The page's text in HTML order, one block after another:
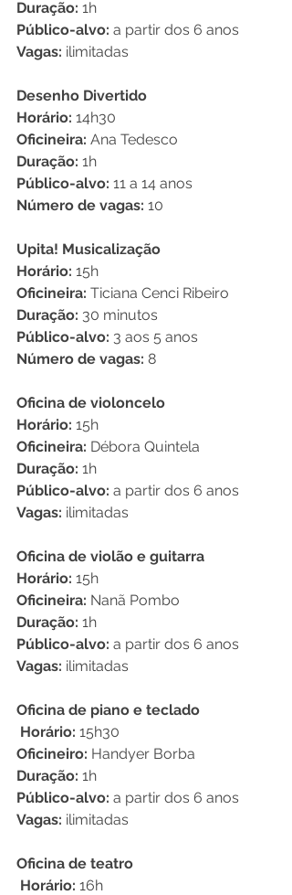
Duração: 1h
Público-alvo: a partir dos 6 anos
Vagas: ilimitadas
Desenho Divertido
Horário: 14h30
Oficineira: Ana Tedesco
Duração: 1h
Público-alvo: 11 a 14 anos
Número de vagas: 10
Upita! Musicalização
Horário: 15h
Oficineira: Ticiana Cenci Ribeiro
Duração: 30 minutos
Público-alvo: 3 aos 5 anos
Número de vagas: 8
Oficina de violoncelo
Horário: 15h
Oficineira: Débora Quintela
Duração: 1h
Público-alvo: a partir dos 6 anos
Vagas: ilimitadas
Oficina de violão e guitarra
Horário: 15h
Oficineira: Nanã Pombo
Duração: 1h
Público-alvo: a partir dos 6 anos
Vagas: ilimitadas
Oficina de piano e teclado
Horário: 15h30
Oficineiro: Handyer Borba
Duração: 1h
Público-alvo: a partir dos 6 anos
Vagas: ilimitadas
Oficina de teatro
Horário: 16h